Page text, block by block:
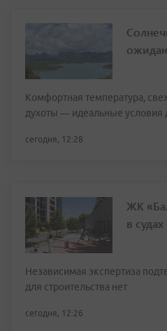
Комфортная температура,
духоты — идеальные условия
сегодня, 12:28
ЖК
в
Независимая экспертиза
для строительства нет
сегодня, 12:26